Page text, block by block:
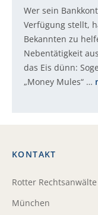
Wer sein
Verfügung stellt,
Bekannten zu
Nebentätigkeit
das Eis dünn:
„Money Mules“ …
KONTAKT
Rotter Rechtsanwälte
München